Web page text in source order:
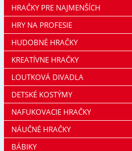
HRAČKY PRE NAJMENŠÍCH
HRY NA PROFESIE
HUDOBNÉ HRAČKY
KREATÍVNE HRAČKY
LOUTKOVÁ DIVADLA
DETSKÉ KOSTÝMY
NAFUKOVACIE HRAČKY
NÁUČNÉ HRAČKY
BÁBIKY